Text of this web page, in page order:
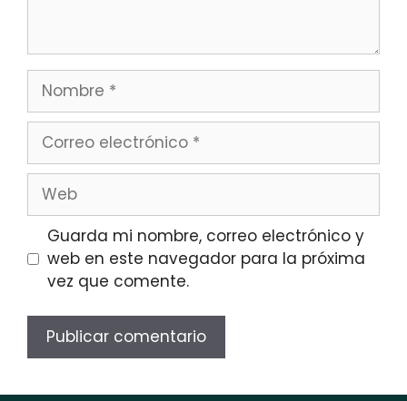
Nombre
Correo
electrónico
Web
Guarda mi nombre, correo electrónico y
web en este navegador para la próxima
vez que comente.